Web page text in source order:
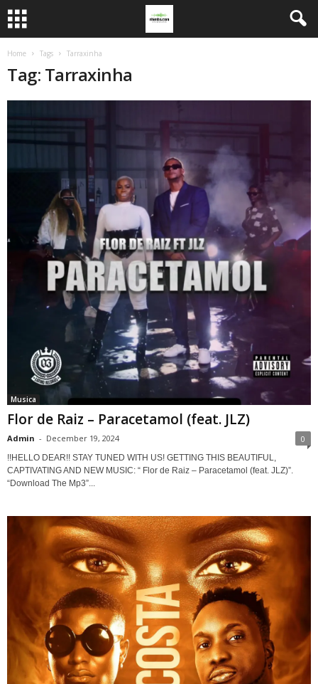
Home Tags Tarraxinha
Tag: Tarraxinha
Musica
Flor de Raiz – Paracetamol (feat. JLZ)
Admin - December 19, 2024 0
!!HELLO DEAR!! STAY TUNED WITH US! GETTING THIS BEAUTIFUL,
CAPTIVATING AND NEW MUSIC: “ Flor de Raiz – Paracetamol (feat. JLZ)”.
“Download The Mp3”...